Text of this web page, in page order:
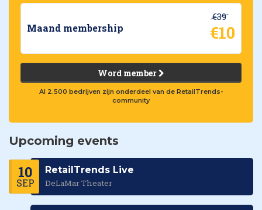
Maand membership
€39
€10
Word member
Al 2.500 bedrijven zijn onderdeel van de RetailTrends-
community
Upcoming events
10
SEP
RetailTrends Live
DeLaMar Theater